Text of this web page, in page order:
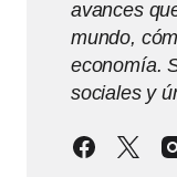
avances
mundo,
economía.
sociales y